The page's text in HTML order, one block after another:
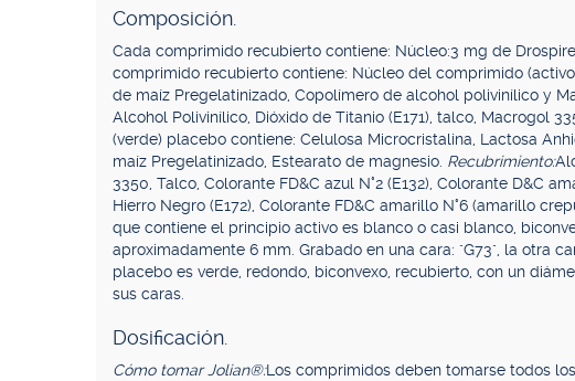
Composición.
Cada comprimido recubierto contiene: Núcleo:3 mg de
comprimido recubierto contiene: Núcleo del comprimido
de maíz Pregelatinizado, Copolímero de alcohol polivinílico y
Alcohol Polivinílico, Dióxido de Titanio (E171), talco, Macrogol
(verde) placebo contiene: Celulosa Microcristalina, Lactosa
maíz Pregelatinizado, Estearato de magnesio. Recubrimiento:
3350, Talco, Colorante FD&C azul N°2 (E132), Colorante D&C
Hierro Negro (E172), Colorante FD&C amarillo N°6 (amarillo
que contiene el principio activo es blanco o casi blanco,
aproximadamente 6 mm. Grabado en una cara: "G73", la otra
placebo es verde, redondo, biconvexo, recubierto, con un
sus caras.
Dosificación.
Cómo tomar Jolian®:Los comprimidos deben tomarse todos